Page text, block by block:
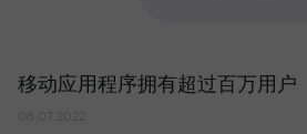
移动应用程序拥有超过百万用户
08.07.2022